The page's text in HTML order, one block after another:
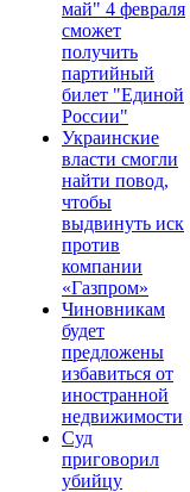
май" 4 февраля
сможет
получить
партийный
билет "Единой
России"
Украинские
власти смогли
найти повод,
чтобы
выдвинуть иск
против
компании
«Газпром»
Чиновникам
будет
предложены
избавиться от
иностранной
недвижимости
Суд
приговорил
убийцу